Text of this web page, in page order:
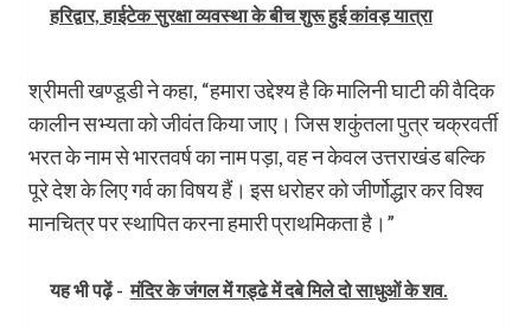
हरिद्वार, हाईटेक सुरक्षा व्यवस्था के बीच शुरू हुई कांवड़ यात्रा
श्रीमती खण्डूडी ने कहा, “हमारा उद्देश्य है कि मालिनी घाटी की वैदिक
कालीन सभ्यता को जीवंत किया जाए। जिस शकुंतला पुत्र चक्रवर्ती
भरत के नाम से भारतवर्ष का नाम पड़ा, वह न केवल उत्तराखंड बल्कि
पूरे देश के लिए गर्व का विषय हैं। इस धरोहर को जीर्णोद्धार कर विश्व
मानचित्र पर स्थापित करना हमारी प्राथमिकता है।”
यह भी पढ़ें - मंदिर के जंगल में गड्ढे में दबे मिले दो साधुओं के शव.